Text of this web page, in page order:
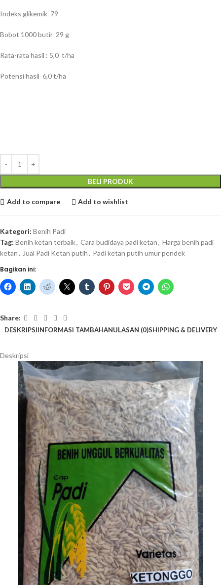
Indeks glikemik 79
Bobot 1000 butir 29 g
Rata-rata hasil : 5,0 t/ha
Potensi hasil 6,0 t/ha
BELI PRODUK
Add to compare Add to wishlist
Kategori: Benih Padi
Tag: Benih ketan terbaik, Cara budidaya padi ketan, Harga benih padi
ketan, Jual Padi Ketan putih, Padi ketan putih umur pendek
Bagikan ini:
Share:
DESKRIPSIINFORMASI TAMBAHANULASAN (0)SHIPPING & DELIVERY
Deskripsi